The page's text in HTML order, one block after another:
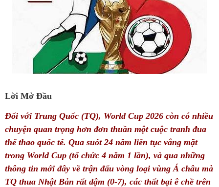
Lời Mở Đầu
Đối với Trung Quốc (TQ), World Cup 2026 còn có nhiều
chuyện quan trọng hơn đơn thuần một cuộc tranh đua
thể thao quốc tế. Qua suốt 24 năm liên tục vắng mặt
trong World Cup (tổ chức 4 năm 1 lần), và qua những
thông tin mới đây về trận đấu vòng loại vùng Á châu mà
TQ thua Nhật Bản rất đậm (0-7), các thất bại ê chề trên